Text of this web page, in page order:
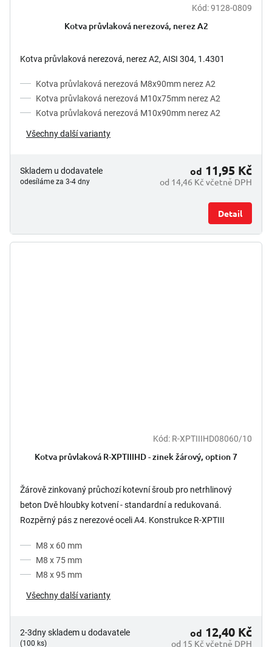
Kód:9128-0809
Kotva průvlaková nerezová, nerez A2
Kotva průvlaková nerezová, nerez A2, AISI 304, 1.4301
Kotva průvlaková nerezová M8x90mm nerez A2
Kotva průvlaková nerezová M10x75mm nerez A2
Kotva průvlaková nerezová M10x90mm nerez A2
Všechny další varianty
Skladem u dodavatele
odesíláme za 3-4 dny od 14,46 Kč včetně DPH
od 11,95 Kč
Detail
Kód: R-XPTIIIHD08060/10
Kotva průvlaková R-XPTIIIHD - zinek žárový, option 7
Žárově zinkovaný průchozí kotevní šroub pro netrhlinový
beton Dvě hloubky kotvení - standardní a redukovaná.
Rozpěrný pás z nerezové oceli A4. Konstrukce R-XPTIII
M8 x 60 mm
M8 x 75 mm
M8 x 95 mm
Všechny další varianty
2-3dny skladem u dodavatele
(100 ks) od 15 Kč včetně DPH
od 12,40 Kč